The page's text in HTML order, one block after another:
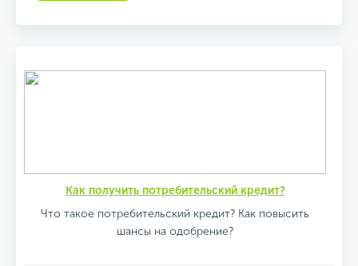
Как получить потребительский кредит?
Что такое потребительский кредит? Как повысить
шансы на одобрение?